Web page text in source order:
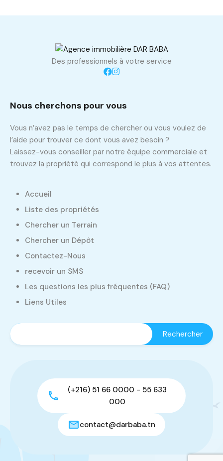
Des professionnels à votre service
Nous cherchons pour vous
Vous n’avez pas le temps de chercher ou vous voulez de
l’aide pour trouver ce dont vous avez besoin ?
Laissez-vous conseiller par notre équipe commerciale et
trouvez la propriété qui correspond le plus à vos attentes.
Accueil
Liste des propriétés
Chercher un Terrain
Chercher un Dépôt
Contactez-Nous
recevoir un SMS
Les questions les plus fréquentes (FAQ)
Liens Utiles
(+216) 51 66 0000 - 55 633
000
contact@darbaba.tn